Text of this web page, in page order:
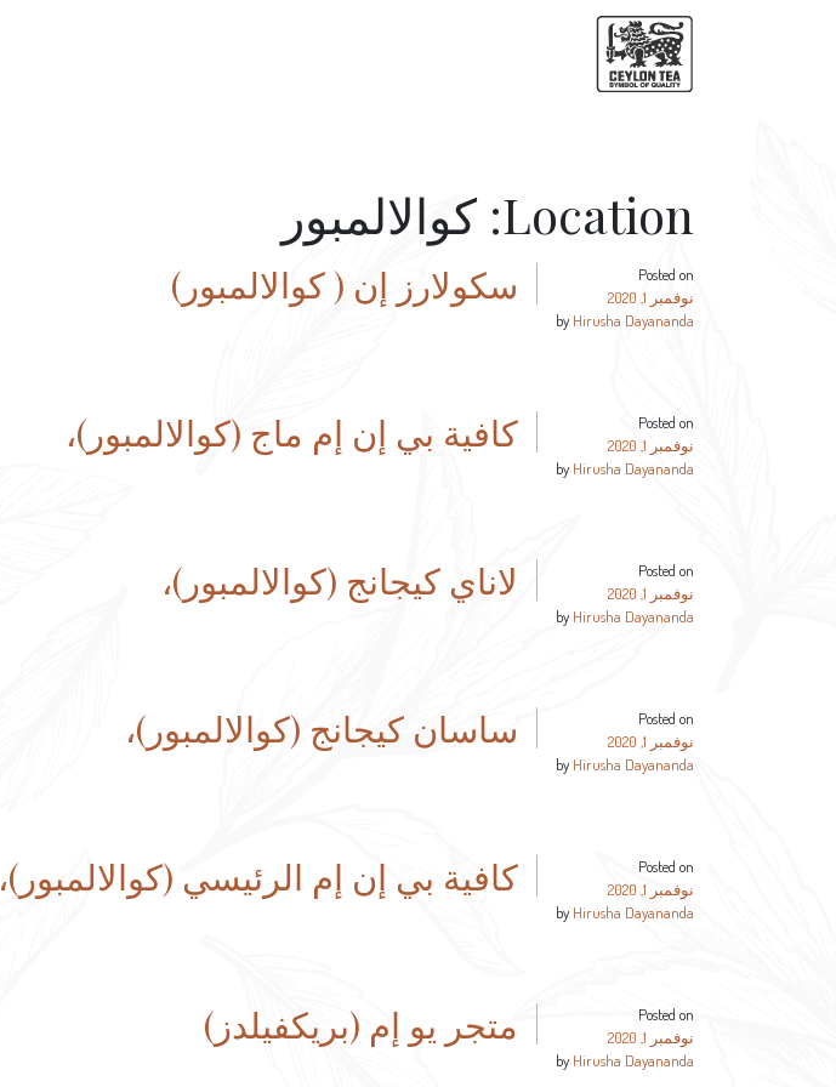
Location: كوالالمبور
Posted on
نوفمبر 1, 2020
by Hirusha Dayananda
سكولارز إن ( كوالالمبور)
Posted on
نوفمبر 1, 2020
by Hirusha Dayananda
كافية بي إن إم ماج (كوالالمبور)،
Posted on
نوفمبر 1, 2020
by Hirusha Dayananda
لاناي كيجانج (كوالالمبور)،
Posted on
نوفمبر 1, 2020
by Hirusha Dayananda
ساسان كيجانج (كوالالمبور)،
Posted on
نوفمبر 1, 2020
by Hirusha Dayananda
كافية بي إن إم الرئيسي (كوالالمبور)،
Posted on
نوفمبر 1, 2020
by Hirusha Dayananda
متجر يو إم (بريكفيلدز)